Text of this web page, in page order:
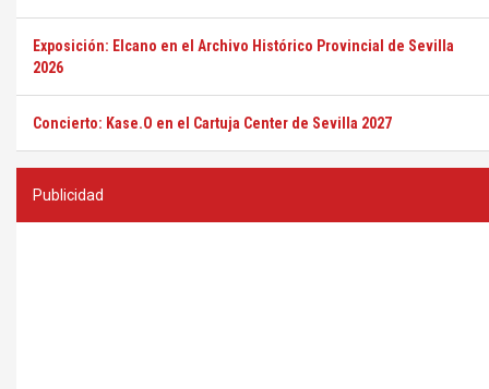
Exposición: Elcano en el Archivo Histórico Provincial de Sevilla
2026
Concierto: Kase.O en el Cartuja Center de Sevilla 2027
Publicidad